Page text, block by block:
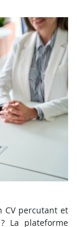
percutant et
La plateforme